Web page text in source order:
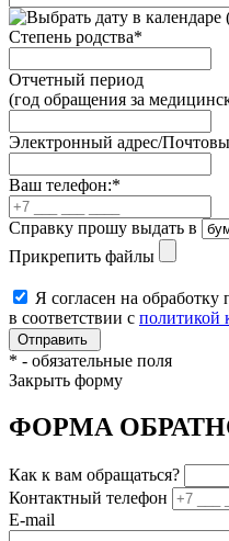
Степень родства*
Отчетный период
(год обращения за
Электронный адрес/
Ваш телефон:*
Справку прошу выдать в
Прикрепить файлы
Я согласен на
в соответствии с политикой
* - обязательные поля
Закрыть форму
ФОРМА
Как к вам обращаться?
Контактный телефон
E-mail